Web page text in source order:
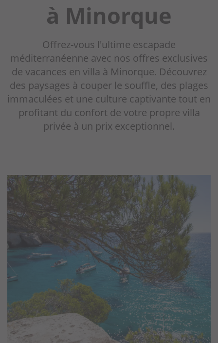
à Minorque
Offrez-vous l'ultime escapade
méditerranéenne avec nos offres exclusives
de vacances en villa à Minorque. Découvrez
des paysages à couper le souffle, des plages
immaculées et une culture captivante tout en
profitant du confort de votre propre villa
privée à un prix exceptionnel.